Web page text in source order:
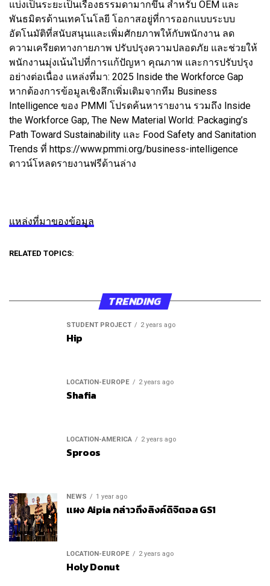
แบ่งเป็นระยะเป็นเรื่องธรรมดามากขึ้น สำหรับ OEM และ
พันธมิตรด้านเทคโนโลยี โอกาสอยู่ที่การออกแบบระบบ
อัตโนมัติที่สนับสนุนและเพิ่มศักยภาพให้กับพนักงาน ลด
ความเครียดทางกายภาพ ปรับปรุงความปลอดภัย และช่วยให้
พนักงานมุ่งเน้นไปที่การแก้ปัญหา คุณภาพ และการปรับปรุง
อย่างต่อเนื่อง แหล่งที่มา: 2025 Inside the Workforce Gap
หากต้องการข้อมูลเชิงลึกเพิ่มเติมจากทีม Business
Intelligence ของ PMMI โปรดค้นหารายงาน รวมถึง Inside
the Workforce Gap, The New Material World: Packaging’s
Path Toward Sustainability และ Food Safety and Sanitation
Trends ที่ https://www.pmmi.org/business-intelligence
ดาวน์โหลดรายงานฟรีด้านล่าง
แหล่งที่มาของข้อมูล
RELATED TOPICS:
TRENDING
STUDENT PROJECT 2 years ago
Hip
LOCATION-EUROPE 2 years ago
Shafia
LOCATION-AMERICA 2 years ago
Sproos
NEWS 1 year ago
แผง Aipia กล่าวถึงลิงค์ดิจิตอล GS1
LOCATION-EUROPE 2 years ago
Holy Donut